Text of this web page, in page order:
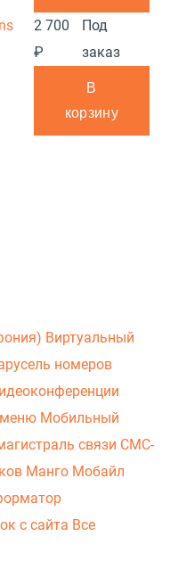
2 700
₽
Под
заказ
В
корзину
Виртуальный
номеров
меню Мобильный
связи СМС-
Манго Мобайл
с сайта Все